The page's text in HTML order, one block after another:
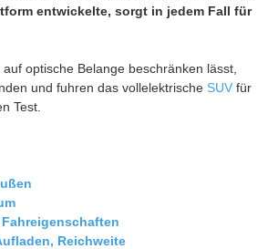
entwickelte, sorgt in jedem Fall für
optische Belange beschränken lässt,
und fuhren das vollelektrische SUV für
Test.
Reichweite